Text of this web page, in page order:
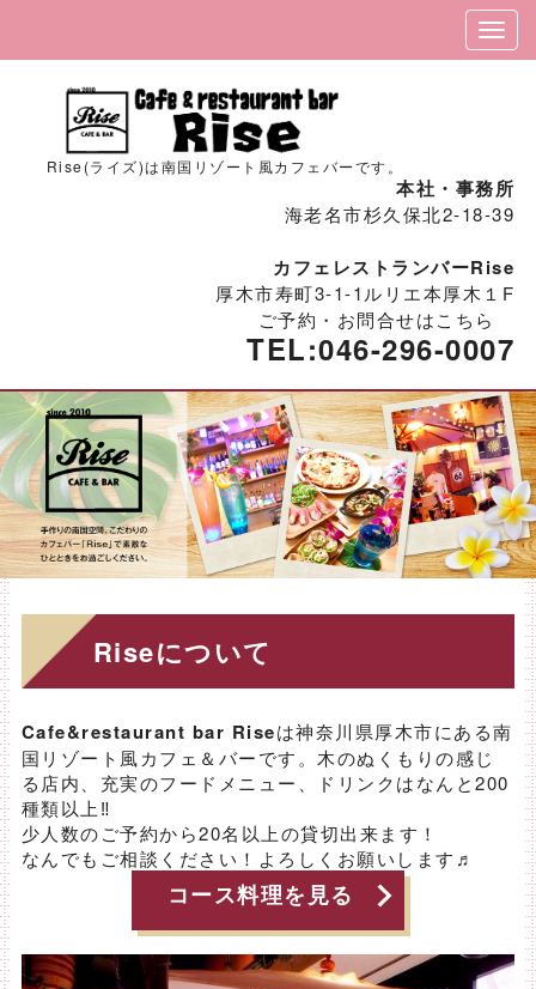
Rise(ライズ)は南国リゾート風カフェバーです。
本社・事務所
海老名市杉久保北2-18-39
カフェレストランバーRise
厚木市寿町3-1-1ルリエ本厚木１F
ご予約・お問合せはこちら
TEL:046-296-0007
Riseについて
Cafe&restaurant bar Riseは神奈川県厚木市にある南
国リゾート風カフェ＆バーです。木のぬくもりの感じ
る店内、充実のフードメニュー、ドリンクはなんと200
種類以上‼
少人数のご予約から20名以上の貸切出来ます！
なんでもご相談ください！よろしくお願いします♬
コース料理を見る